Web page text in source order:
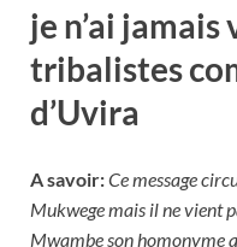
je n’ai
tribalistes
d’Uvira
A savoir:Ce message
Mukwege mais il ne vient
Mwambe son homonyme